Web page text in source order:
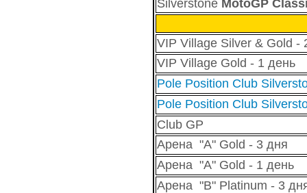
Silverstone MotoGP
VIP Village Silver & Gold -
VIP Village Gold - 1 день
Pole Position Club
Pole Position Club
Club GP
Арена "А" Gold - 3 дня
Арена "А" Gold - 1 день
Арена "B" Platinum - 3